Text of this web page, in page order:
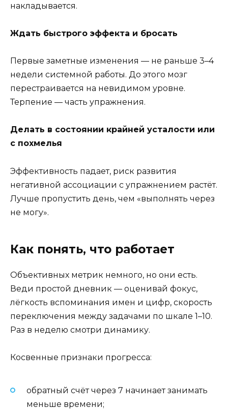
накладывается.
Ждать быстрого эффекта и бросать
Первые заметные изменения — не раньше 3–4
недели системной работы. До этого мозг
перестраивается на невидимом уровне.
Терпение — часть упражнения.
Делать в состоянии крайней усталости или
с похмелья
Эффективность падает, риск развития
негативной ассоциации с упражнением растёт.
Лучше пропустить день, чем «выполнять через
не могу».
Как понять, что работает
Объективных метрик немного, но они есть.
Веди простой дневник — оценивай фокус,
лёгкость вспоминания имен и цифр, скорость
переключения между задачами по шкале 1–10.
Раз в неделю смотри динамику.
Косвенные признаки прогресса:
обратный счёт через 7 начинает занимать
меньше времени;